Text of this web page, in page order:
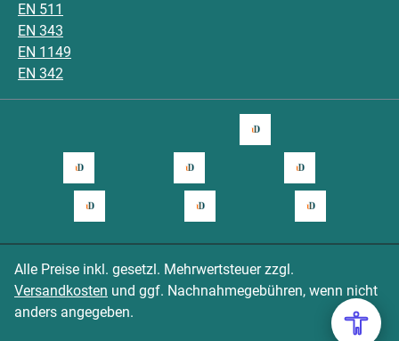
EN 511
EN 343
EN 1149
EN 342
Alle Preise inkl. gesetzl. Mehrwertsteuer zzgl.
Versandkosten und ggf. Nachnahmegebühren, wenn nicht
anders angegeben.